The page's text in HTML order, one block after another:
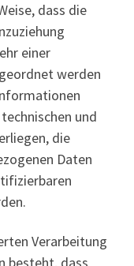
dass die
einer
werden
und
die
Daten
Verarbeitung
besteht, dass